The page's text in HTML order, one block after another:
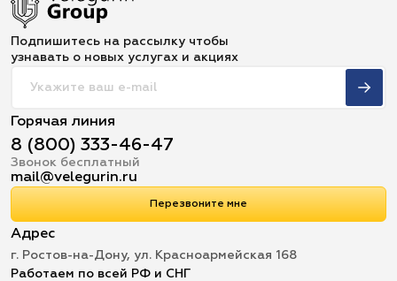
Подпишитесь на рассылку чтобы
узнавать о новых услугах и акциях
Горячая линия
8 (800) 333-46-47
Звонок бесплатный
mail@velegurin.ru
Перезвоните мне
Адрес
г. Ростов-на-Дону, ул. Красноармейская 168
Работаем по всей РФ и СНГ